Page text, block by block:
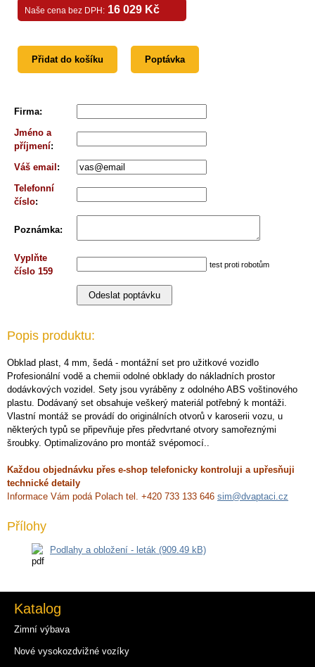
Naše cena bez DPH: 16 029 Kč
Přidat do košíku Poptávka
Firma:
Jméno a
příjmení:
Váš email :
Telefonní
číslo:
Poznámka:
Vyplňte
číslo 159
test proti robotům
Popis produktu:
Obklad plast, 4 mm, šedá - montážní set pro užitkové vozidlo
Profesionální vodě a chemii odolné obklady do nákladních prostor
dodávkových vozidel. Sety jsou vyráběny z odolného ABS voštinového
plastu. Dodávaný set obsahuje veškerý materiál potřebný k montáži.
Vlastní montáž se provádí do originálních otvorů v karoserii vozu, u
některých typů se připevňuje přes předvrtané otvory samořeznými
šroubky. Optimalizováno pro montáž svépomocí..
Každou objednávku přes e-shop telefonicky kontroluji a upřesňuji
technické detaily
Informace Vám podá Polach tel. +420 733 133 646 sim@dvaptaci.cz
Přílohy
Podlahy a obložení - leták (909.49 kB)
Katalog
Zimní výbava
Nové vysokozdvižné vozíky